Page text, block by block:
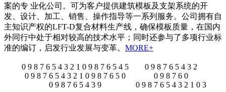
案的专 业化公司。可为客户提供建筑模板及支架系统的开
发、设计、加工、销售、操作指导等一系列服务。公司拥有自
主知识产权的LFT-D复合材料生产线，确保模板质量，在国内
外同行中处于相对较高的技术水平；同时还参与了多项行业标
准的编订，启发行业发展与变革。 MORE+
0 9 8 7 6 5 4 3 2 1 0 9 8 7 6 5 4 5
0 9 8 7 6 5 4 3 2 1 0 9 8 7 6 5 0
0 9 8 7 6 5 4 3 9
0 9 8 7 6 5 4 3 2
0 9 8 7 6 0
0 9 8 7 6 5 4 3 2 1 0 3